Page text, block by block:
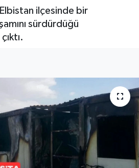
Elbistan ilçesinde bir
sürdürdüğü
ve Fikstür